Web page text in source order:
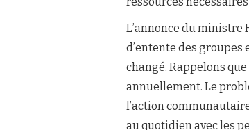
L’annonce du
d’entente des groupes
changé. Rappelons
annuellement. Le
l’action
au quotidien avec les